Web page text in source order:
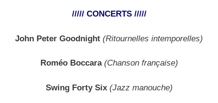
///// CONCERTS /////
John Peter Goodnight (Ritournelles intemporelles)
Roméo Boccara(Chanson française)
Swing Forty Six (Jazz manouche)